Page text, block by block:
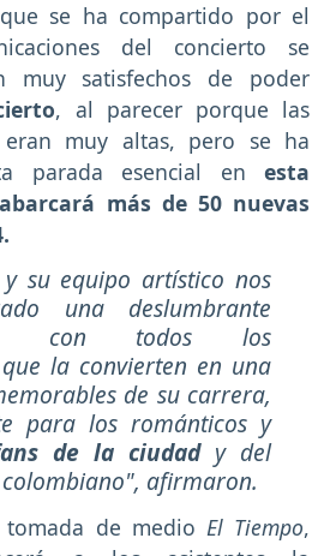
se ha compartido por el
del concierto se
muy satisfechos de poder
, al parecer porque las
muy altas, pero se ha
parada esencial en esta
más de 50 nuevas
su equipo artístico nos
una deslumbrante
con todos los
la convierten en una
de su carrera,
para los románticos y
de la ciudady del
afirmaron.
de medio El Tiempo,